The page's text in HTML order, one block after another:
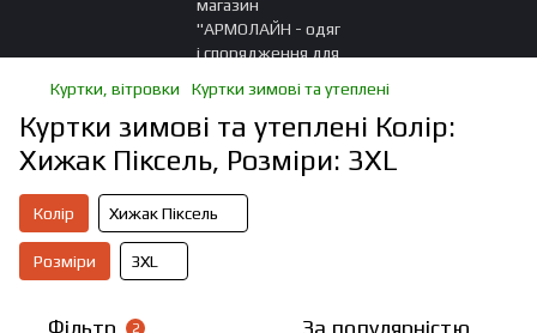
Куртки, вітровки Куртки зимові та утеплені
Куртки зимові та утеплені Колір:
Хижак Піксель, Розміри: 3XL
Колір Хижак Піксель
Розміри 3XL
Фільтр 2 За популярністю